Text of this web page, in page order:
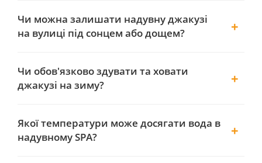
Чи можна залишати надувну джакузі
на вулиці під сонцем або дощем?
Чи обов'язково здувати та ховати
джакузі на зиму?
Якої температури може досягати вода в
надувному SPA?